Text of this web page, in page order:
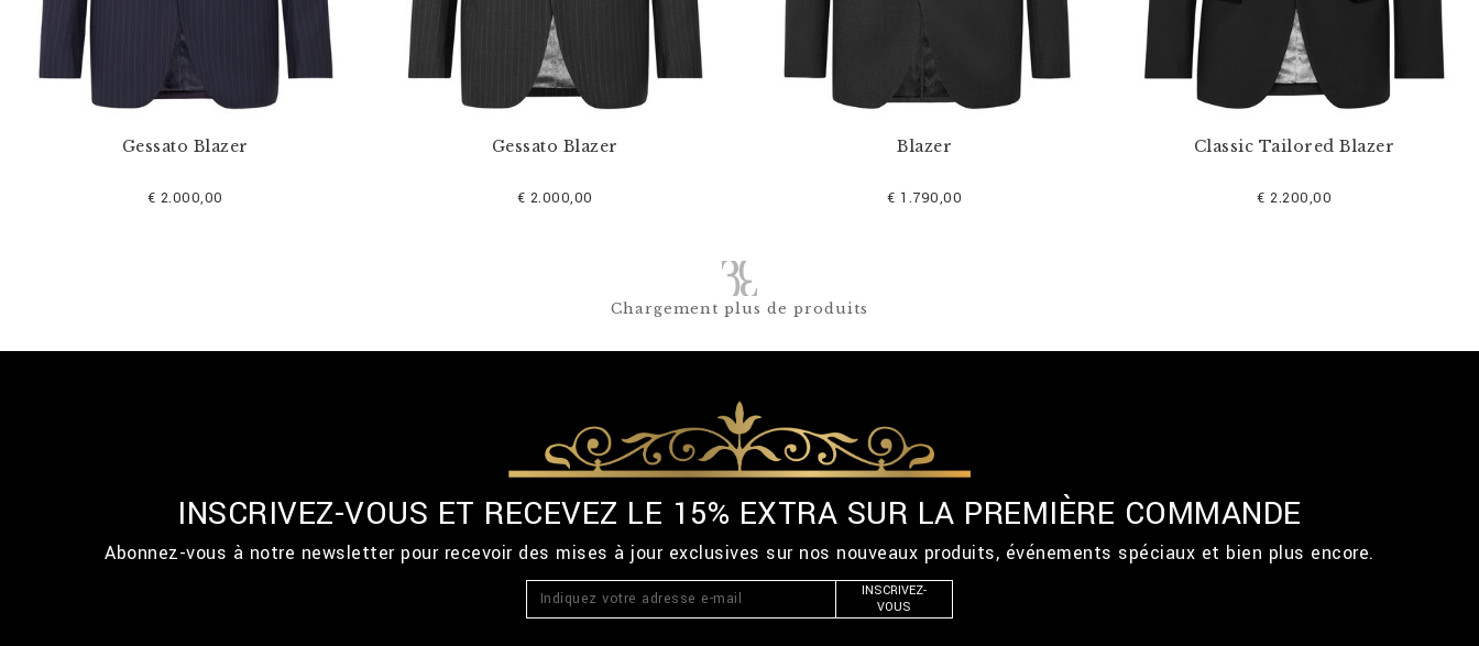
Gessato Blazer
€ 2.000,00
Gessato Blazer
€ 2.000,00
Blazer
€ 1.790,00
Classic Tailored Blazer
€ 2.200,00
Chargement plus de produits
INSCRIVEZ-VOUS ET RECEVEZ LE 15% EXTRA SUR LA PREMIÈRE COMMANDE
Abonnez-vous à notre newsletter pour recevoir des mises à jour exclusives sur nos nouveaux produits, événements spéciaux et bien plus encore.
INSCRIVEZ-
VOUS